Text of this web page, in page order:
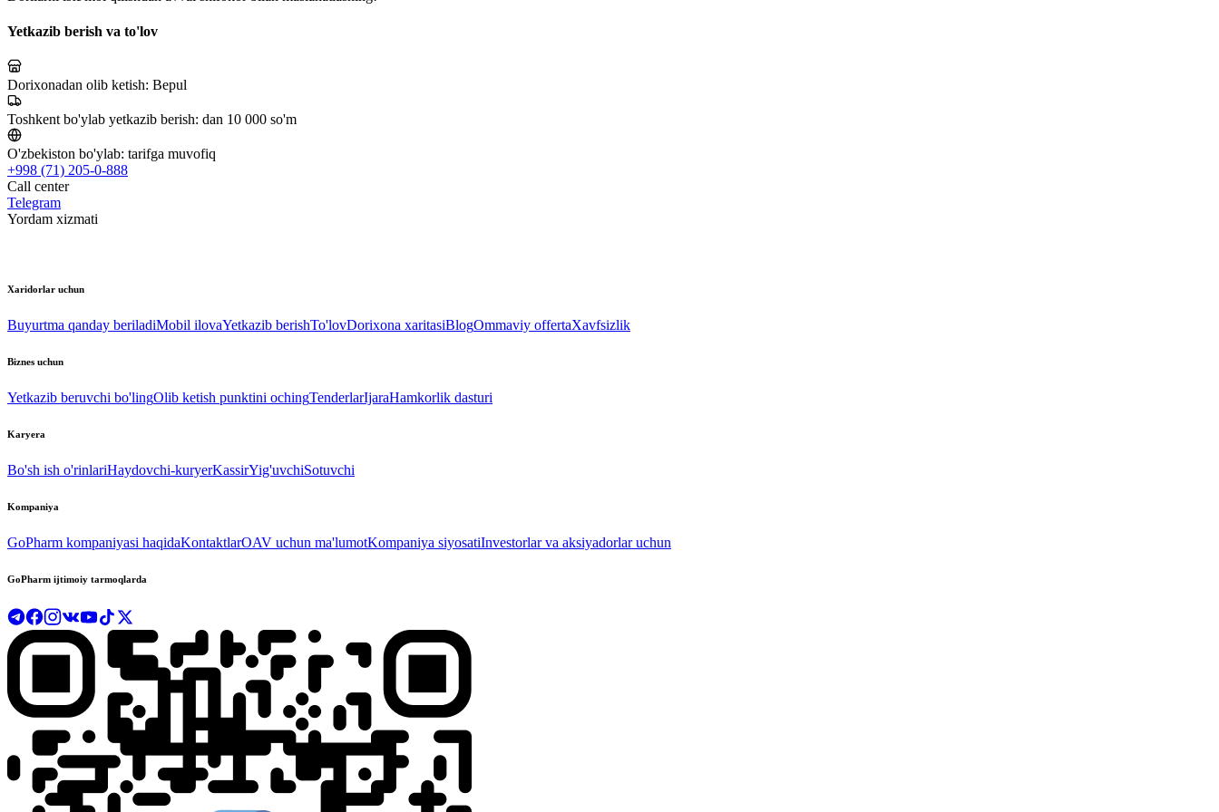
Yetkazib berish va to'lov
Dorixonadan olib ketish: Bepul
Toshkent bo'ylab yetkazib berish: dan 10 000 so'm
O'zbekiston bo'ylab: tarifga muvofiq
+998 (71) 205-0-888
Call center
Telegram
Yordam xizmati
Xaridorlar uchun
Buyurtma qanday beriladiMobil ilovaYetkazib berishTo'lovDorixona xaritasiBlogOmmaviy offertaXavfsizlik
Biznes uchun
Yetkazib beruvchi bo'lingOlib ketish punktini ochingTenderlarIjaraHamkorlik dasturi
Karyera
Bo'sh ish o'rinlariHaydovchi-kuryerKassirYig'uvchiSotuvchi
Kompaniya
GoPharm kompaniyasi haqidaKontaktlarOAV uchun ma'lumotKompaniya siyosatiInvestorlar va aksiyadorlar uchun
GoPharm ijtimoiy tarmoqlarda